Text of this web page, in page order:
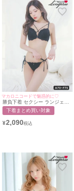
マカロニコードで魅惑的に♡
勝負下着 セクシー ランジェリ
ー マカロニコード刺繍レース
デザインブラ＆紐ショーツ2点
下着まとめ買い対象
¥2,090